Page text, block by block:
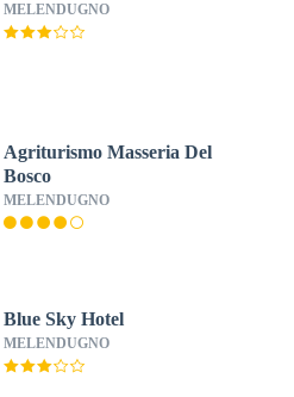
MELENDUGNO
Agriturismo Masseria Del
Bosco
MELENDUGNO
Blue Sky Hotel
MELENDUGNO